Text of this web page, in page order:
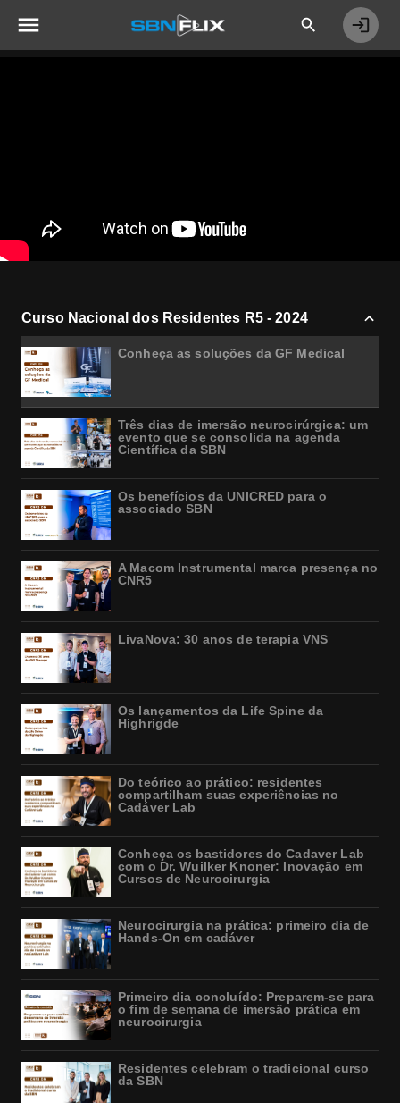
Curso Nacional dos Residentes R5 - 2024
Conheça as soluções da GF Medical
Três dias de imersão neurocirúrgica: um
evento que se consolida na agenda
Científica da SBN
Os benefícios da UNICRED para o
associado SBN
A Macom Instrumental marca presença no
CNR5
LivaNova: 30 anos de terapia VNS
Os lançamentos da Life Spine da
Highrigde
Do teórico ao prático: residentes
compartilham suas experiências no
Cadáver Lab
Conheça os bastidores do Cadaver Lab
com o Dr. Wuilker Knoner: Inovação em
Cursos de Neurocirurgia
Neurocirurgia na prática: primeiro dia de
Hands-On em cadáver
Primeiro dia concluído: Preparem-se para
o fim de semana de imersão prática em
neurocirurgia
Residentes celebram o tradicional curso
da SBN